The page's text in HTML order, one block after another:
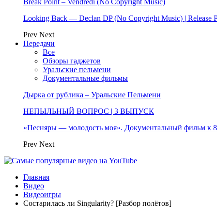
Break Point – Vendredi (No Copyright Music)
Looking Back — Declan DP (No Copyright Music) | Release
Prev Next
Передачи
Все
Обзоры гаджетов
Уральские пельмени
Документальные фильмы
Дырка от рублика – Уральские Пельмени
НЕПЫЛЬНЫЙ ВОПРОС | 3 ВЫПУСК
«Песняры — молодость моя». Документальный фильм к
Prev Next
Главная
Видео
Видеоигры
Состарилась ли Singularity? [Разбор полётов]